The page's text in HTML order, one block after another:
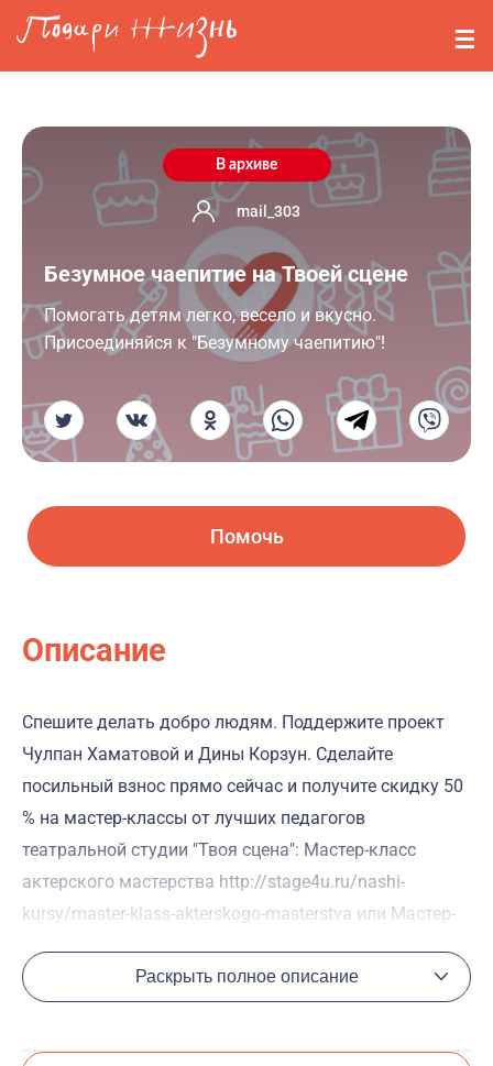
Перейти к основному содержанию
События
О нас
Вопросы
Войти
Регистрация
В архиве
mail_303
Безумное чаепитие на Твоей сцене
Помогать детям легко, весело и вкусно.
Присоединяйся к "Безумному чаепитию"!
Помочь
Описание
Спешите делать добро людям. Поддержите проект
Чулпан Хаматовой и Дины Корзун. Сделайте
посильный взнос прямо сейчас и получите скидку 50
% на мастер-классы от лучших педагогов
театральной студии "Твоя сцена": Мастер-класс
актерского мастерства http://stage4u.ru/nashi-
kursy/master-klass-akterskogo-masterstva или Мастер-
kursy/master-klass-po-oratorskomu-iskusstvu .
Раскрыть полное описание